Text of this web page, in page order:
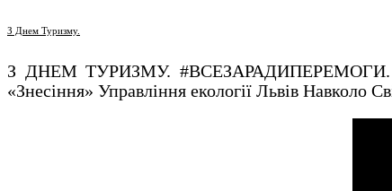
З Днем Туризму.
З ДНЕМ ТУРИЗМУ. #ВСЕЗАРАДИПЕРЕМОГИ.
«Знесіння» Управління екології Львів Навколо